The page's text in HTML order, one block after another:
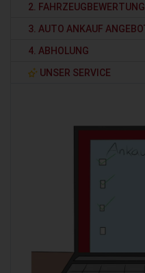
2. FAHRZEUGBEWERTUNG
3. AUTO ANKAUF
4. ABHOLUNG
UNSER SERVICE